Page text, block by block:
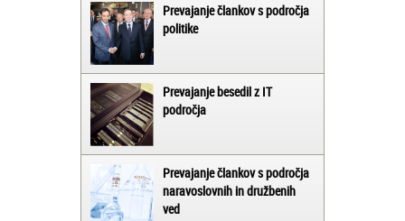
Prevajanje člankov s področja
politike
Prevajanje besedil z IT
področja
Prevajanje člankov s področja
naravoslovnih in družbenih
ved